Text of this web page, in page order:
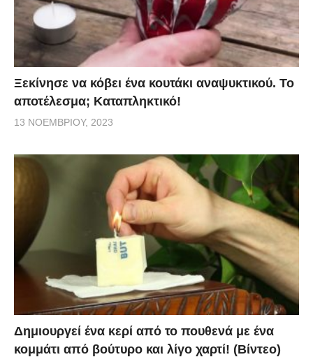
Ξεκίνησε να κόβει ένα κουτάκι αναψυκτικού. Το
αποτέλεσμα; Καταπληκτικό!
13 ΝΟΕΜΒΡΊΟΥ, 2023
Δημιουργεί ένα κερί από το πουθενά με ένα
κομμάτι από βούτυρο και λίγο χαρτί! (Βίντεο)